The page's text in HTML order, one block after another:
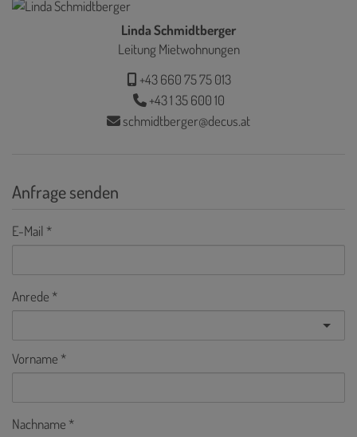
Linda Schmidtberger
Leitung Mietwohnungen
+43 660 75 75 013
+43 1 35 600 10
schmidtberger@decus.at
Anfrage senden
E-Mail
Anrede
Vorname
Nachname